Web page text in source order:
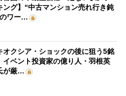
ング】“中古マンション売れ行き鈍
ワー…
オクシア・ショックの後に狙う5銘
イベント投資家の億り人・羽根英
が厳…